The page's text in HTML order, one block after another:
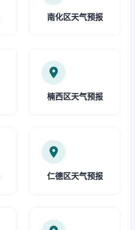
南化区天气预报
楠西区天气预报
仁德区天气预报